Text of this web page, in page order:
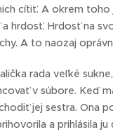
cítiť. A okrem toho
hrdosť. Hrdosť na
A to naozaj
rada veľké
v súbore. Keď
jej sestra. Ona
a prihlásila ju